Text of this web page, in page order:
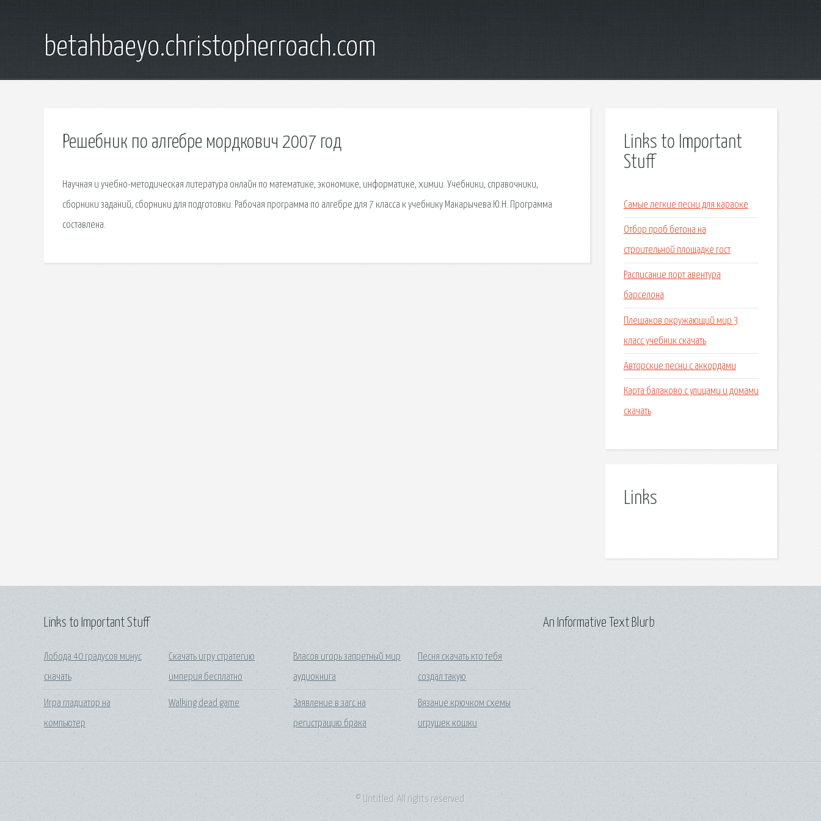
betahbaeyo.christopherroach.com
Решебник по алгебре мордкович 2007 год
Научная и учебно-методическая литература онлайн по математике, экономике, информатике, химии. Учебники, справочники,
сборники заданий, сборники для подготовки. Рабочая программа по алгебре для 7 класса к учебнику Макарычева Ю.Н. Программа
составлена.
Links to Important
Stuff
Самые легкие песни для караоке
Отбор проб бетона на
строительной площадке гост
Расписание порт авентура
барселона
Плешаков окружающий мир 3
класс учебник скачать
Авторские песни с аккордами
Карта балаково с улицами и домами
скачать
Links
Links to Important Stuff
Лобода 40 градусов минус
скачать
Игра гладиатор на
компьютер
Скачать игру стратегию
империя бесплатно
Walking dead game
Власов игорь запретный мир
аудиокнига
Заявление в загс на
регистрацию брака
Песня скачать кто тебя
создал такую
Вязание крючком схемы
игрушек кошки
An Informative Text Blurb
© Untitled. All rights reserved.